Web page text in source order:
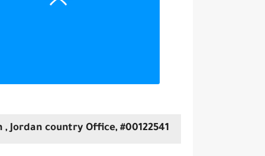
Jordan country Office, #00122541